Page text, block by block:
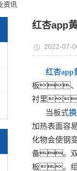
资讯
红杏app
2022-07-
红杏app
板、球
衬里
当板式
加热表面容
化物会使钢
备。双
板。组